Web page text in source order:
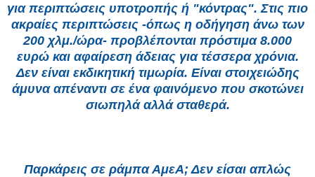
για περιπτώσεις υποτροπής ή "κόντρας". Στις πιο
ακραίες περιπτώσεις -όπως η οδήγηση άνω των
200 χλμ./ώρα- προβλέπονται πρόστιμα 8.000
ευρώ και αφαίρεση άδειας για τέσσερα χρόνια.
Δεν είναι εκδικητική τιμωρία. Είναι στοιχειώδης
άμυνα απέναντι σε ένα φαινόμενο που σκοτώνει
σιωπηλά αλλά σταθερά.
Παρκάρεις σε ράμπα ΑμεΑ; Δεν είσαι απλώς